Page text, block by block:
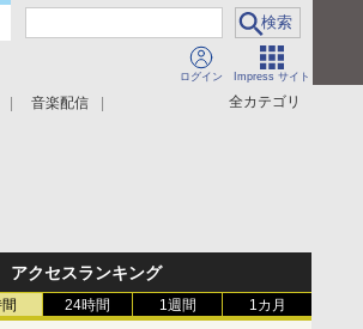
ログイン Impress サイト
全カテゴリ
音楽配信
アクセスランキング
24時間 1週間 1カ月